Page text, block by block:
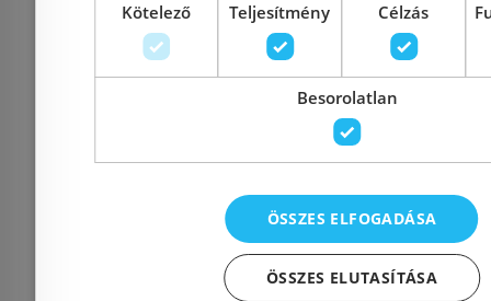
Geberit Sigma21
nyomólalap,
sárgaréz/fehér
115.652.SI.1
Előleg
láva/
krómozott
Kötelező Teljesítmény Célzás
Besorolatlan
ÖSSZES ELFOGADÁSA
ÖSSZES ELUTASÍTÁSA